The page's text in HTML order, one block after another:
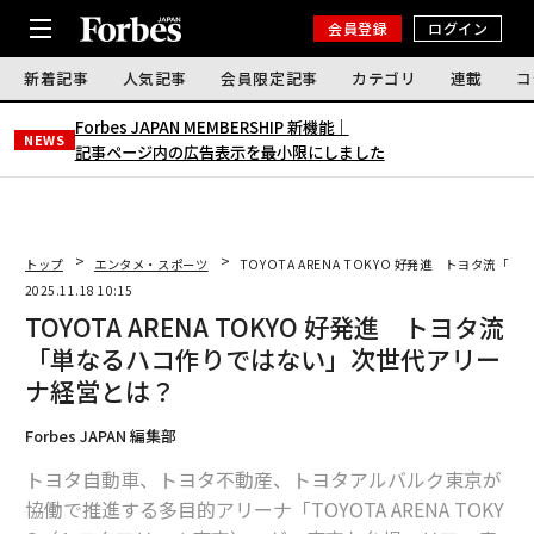
会員登録 ログイン
新着記事 人気記事 会員限定記事 カテゴリ 連載
NEWS
Forbes JAPAN MEMBERSHIP 新機能｜
記事ページ内の広告表示を最小限にしました
トップ エンタメ・スポーツ
TOYOTA ARENA TOKYO 好発進 トヨタ流「単
2025.11.18 10:15
TOYOTA ARENA TOKYO 好発進 トヨタ流
「単なるハコ作りではない」次世代アリー
ナ経営とは？
Forbes JAPAN 編集部
トヨタ自動車、トヨタ不動産、トヨタアルバルク東京が
協働で推進する多目的アリーナ「TOYOTA ARENA TOKY